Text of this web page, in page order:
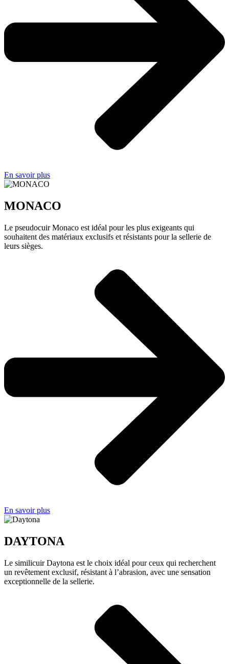
En savoir plus
MONACO
Le pseudocuir Monaco est idéal pour les plus exigeants qui
souhaitent des matériaux exclusifs et résistants pour la sellerie de
leurs sièges.
En savoir plus
DAYTONA
Le similicuir Daytona est le choix idéal pour ceux qui recherchent
un revêtement exclusif, résistant à l’abrasion, avec une sensation
exceptionnelle de la sellerie.